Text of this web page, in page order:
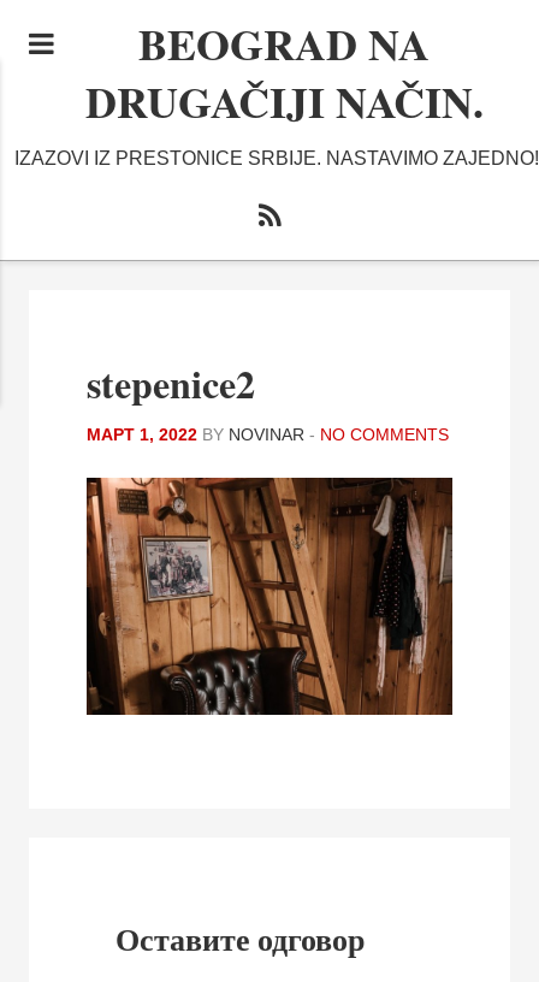
BEOGRAD NA
DRUGAČIJI NAČIN.
IZAZOVI IZ PRESTONICE SRBIJE. NASTAVIMO ZAJEDNO!
stepenice2
МАРТ 1, 2022 BY NOVINAR - NO COMMENTS
Оставите одговор